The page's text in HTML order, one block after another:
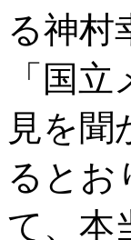
る神村
「国
見を
るとお
て、本